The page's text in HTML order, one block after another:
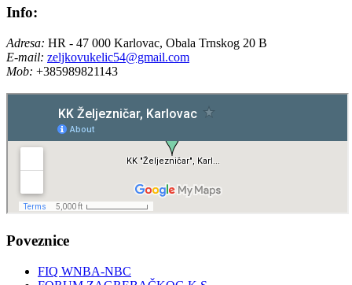
Info:
Adresa: HR - 47 000 Karlovac, Obala Trnskog 20 B
E-mail: zeljkovukelic54@gmail.com
Mob: +385989821143
Poveznice
FIQ WNBA-NBC